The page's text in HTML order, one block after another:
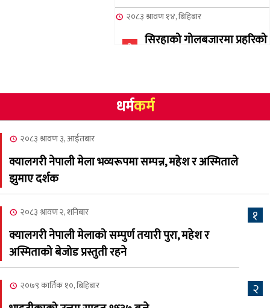
२०८३ श्रावण १४, बिहिबार
३
सिरहाको गोलबजारमा प्रहरिको
४
NCSC को अध्यक्षमा घनेन्द्र
न्यौपाने बिजयी
नेप्लिज सोसाइटि अफ
२०८३ श्रावण ६, बुधबार
कामना खबर पत्रिका
धर्मकर्म
२०८३ श्रावण ३, आईतबार
क्यालगरी नेपाली मेला भव्यरूपमा सम्पन्न, महेश र अस्मिताले
झुमाए दर्शक
१
२०८३ श्रावण २, शनिबार
क्यालगरी नेपाली मेलाको सम्पुर्ण तयारी पुरा, महेश र
अस्मिताको बेजोड प्रस्तुती रहने
२
२०७९ कार्तिक १०, बिहिबार